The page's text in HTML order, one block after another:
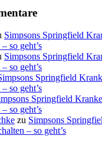
Simpsons Springfield
so geht’s
Simpsons Springfield
so geht’s
Springfield
so geht’s
Springfield
so geht’s
zu Simpsons
– so geht’s